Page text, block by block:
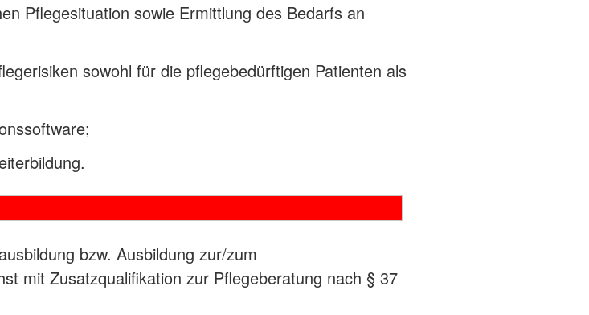
Pflegesituation sowie Ermittlung des Bedarfs an
sowohl für die pflegebedürftigen Patienten als
bzw. Ausbildung zur/zum
mit Zusatzqualifikation zur Pflegeberatung nach § 37